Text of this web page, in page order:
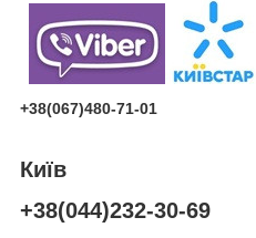
+38(067)480-71-01
Київ
+38(044)232-30-69